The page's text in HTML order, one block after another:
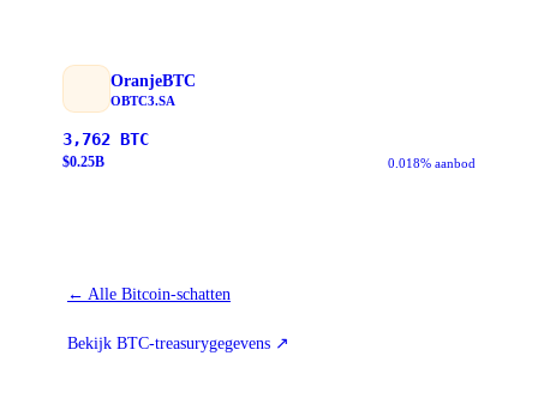
OranjeBTC
OBTC3.SA
3,762 BTC
$0.25B 0.018% aanbod
← Alle Bitcoin-schatten
Bekijk BTC-treasurygegevens ↗